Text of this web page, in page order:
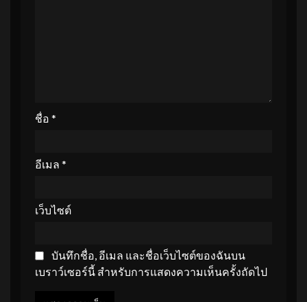
ชื่อ *
อีเมล *
เว็บไซต์
บันทึกชื่อ, อีเมล และชื่อเว็บไซต์ของฉันบน
เบราว์เซอร์นี้ สำหรับการแสดงความเห็นครั้งถัดไป